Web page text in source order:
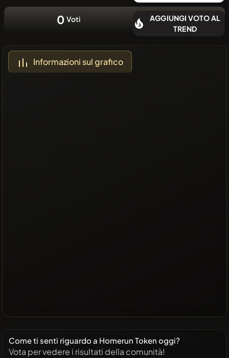
0 Voti
AGGIUNGI VOTO AL
TREND
Informazioni sul grafico
Come ti senti riguardo a Homerun Token oggi?
Vota per vedere i risultati della comunità!